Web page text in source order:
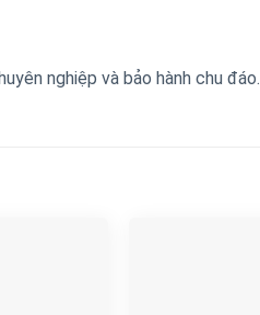
nghiệp và bảo hành chu đáo.